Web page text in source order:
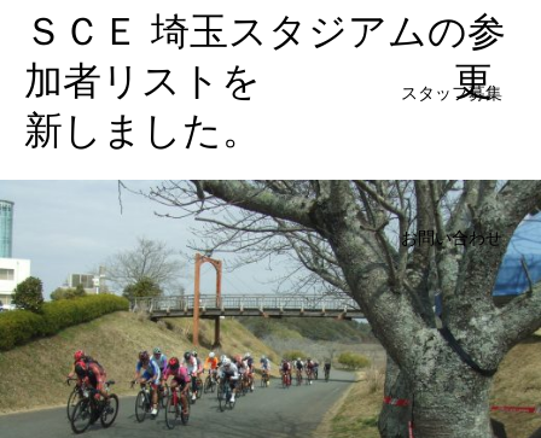
スタッフ募集
お問い合わせ
ＳＣＥ 埼玉スタジアムの参
加者リストを 更
新しました。